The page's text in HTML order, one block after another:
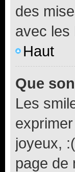
des
avec les
Haut
Que
Les
joyeux,
page de